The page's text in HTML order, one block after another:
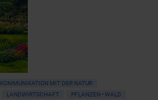
KOMMUNIKATION MIT DER NATUR
LANDWIRTSCHAFT
PFLANZEN • WALD